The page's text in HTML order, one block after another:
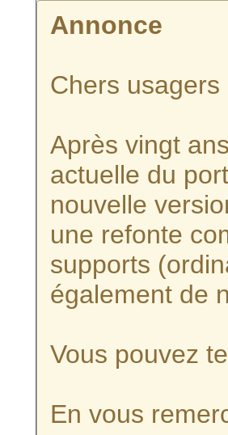
Annonce
Chers
Après vingt
actuelle du
nouvelle
une refonte
supports
également de
Vous pouvez
En vous